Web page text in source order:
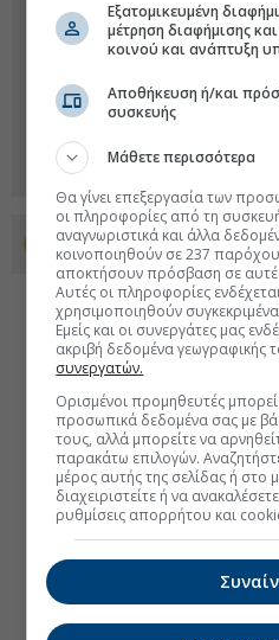
Προσθέστε το
Εξατομικευμένη
μέτρηση διαφήμισης
κοινού και ανάπτυξη
Αποθήκευση ή/και
συσκευής
Μάθετε περισσότερα
Θα γίνει επεξεργασία των
οι πληροφορίες από τη
αναγνωριστικά και άλλα
κοινοποιηθούν σε 237
αποκτήσουν πρόσβαση σε
Αυτές οι πληροφορίες
χρησιμοποιηθούν
Εμείς και οι συνεργάτες μας
ακριβή δεδομένα γεωγραφικής
συνεργατών.
Ορισμένοι προμηθευτές
προσωπικά δεδομένα σας με
τους, αλλά μπορείτε να
παρακάτω επιλογών.
μέρος αυτής της σελίδας ή στο
διαχειριστείτε ή να
ρυθμίσεις απορρήτου και